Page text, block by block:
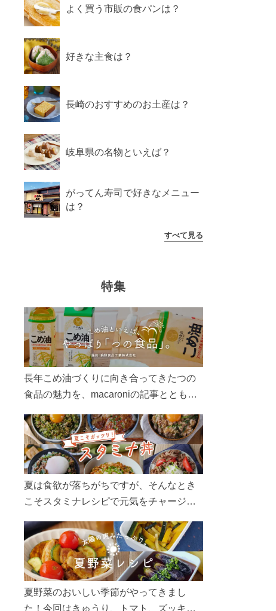
よく買う市販の食パンは？
好きな主食は？
長崎のおすすめのお土産は？
岐阜県の名物といえば？
がってん寿司で好きなメニュー
は？
すべて見る
特集
長年こめ油づくりに向き合ってきたつの
食品の魅力を、macaroniの記事とともに
ん、製造現場や品質へのこだわりまで。
こめ油をもっと好きになるコンテンツを
ぜひお楽しみください。
夏は食欲が落ちがちですが、そんなとき
こそスタミナレシピで元気をチャージ！
リ食べて、夏バテを吹き飛ばしましょ
う！
夏野菜のおいしい季節がやってきまし
た！今回はきゅうり、トマト、ズッキー